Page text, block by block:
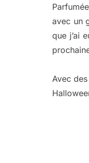
avec un
que j’ai
Avec